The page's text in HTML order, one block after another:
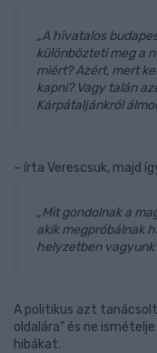
„A hivatalos
különbözteti meg a
miért? Azért, mert
kapni? Vagy talán
Kárpátaljánkról
– írta Verescsuk, majd
„Mit gondolnak a
akik megpróbálnak
helyzetben
A politikus azt
oldalára” és ne
hibákat.